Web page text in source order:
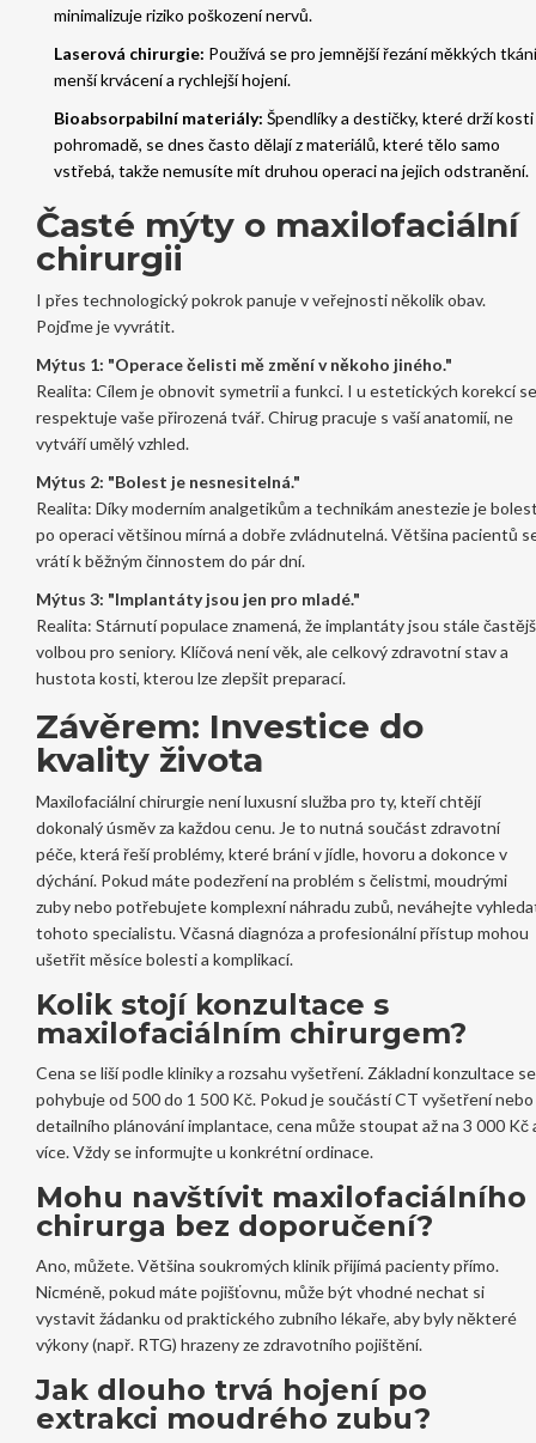
minimalizuje riziko poškození nervů.
Laserová chirurgie: Používá se pro jemnější řezání měkkých
menší krvácení a rychlejší hojení.
Bioabsorpabilní materiály: Špendlíky a destičky, které drží kosti
pohromadě, se dnes často dělají z materiálů, které tělo samo
vstřebá, takže nemusíte mít druhou operaci na jejich odstranění.
Časté mýty o maxilofaciální
chirurgii
I přes technologický pokrok panuje v veřejnosti několik obav.
Pojďme je vyvrátit.
Mýtus 1: "Operace čelisti mě změní v někoho jiného."
Realita: Cílem je obnovit symetrii a funkci. I u estetických korekcí se
respektuje vaše přirozená tvář. Chirug pracuje s vaší anatomií, ne
vytváří umělý vzhled.
Mýtus 2: "Bolest je nesnesitelná."
Realita: Díky moderním analgetikům a technikám anestezie je
po operaci většinou mírná a dobře zvládnutelná. Většina pacientů
vrátí k běžným činnostem do pár dní.
Mýtus 3: "Implantáty jsou jen pro mladé."
Realita: Stárnutí populace znamená, že implantáty jsou stále
volbou pro seniory. Klíčová není věk, ale celkový zdravotní stav a
hustota kosti, kterou lze zlepšit preparací.
Závěrem: Investice do
kvality života
Maxilofaciální chirurgie není luxusní služba pro ty, kteří chtějí
dokonalý úsměv za každou cenu. Je to nutná součást zdravotní
péče, která řeší problémy, které brání v jídle, hovoru a dokonce v
dýchání. Pokud máte podezření na problém s čelistmi, moudrými
zuby nebo potřebujete komplexní náhradu zubů, neváhejte
tohoto specialistu. Včasná diagnóza a profesionální přístup mohou
ušetřit měsíce bolesti a komplikací.
Kolik stojí konzultace s
maxilofaciálním chirurgem?
Cena se liší podle kliniky a rozsahu vyšetření. Základní konzultace se
pohybuje od 500 do 1 500 Kč. Pokud je součástí CT vyšetření nebo
detailního plánování implantace, cena může stoupat až na 3 000 Kč
více. Vždy se informujte u konkrétní ordinace.
Mohu navštívit maxilofaciálního
chirurga bez doporučení?
Ano, můžete. Většina soukromých klinik přijímá pacienty přímo.
Nicméně, pokud máte pojišťovnu, může být vhodné nechat si
vystavit žádanku od praktického zubního lékaře, aby byly některé
výkony (např. RTG) hrazeny ze zdravotního pojištění.
Jak dlouho trvá hojení po
extrakci moudrého zubu?